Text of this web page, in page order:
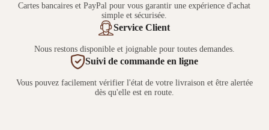
Cartes bancaires et PayPal pour vous garantir une expérience d'achat
simple et sécurisée.
Service Client
Nous restons disponible et joignable pour toutes demandes.
Suivi de commande en ligne
Vous pouvez facilement vérifier l'état de votre livraison et être alertée
dès qu'elle est en route.